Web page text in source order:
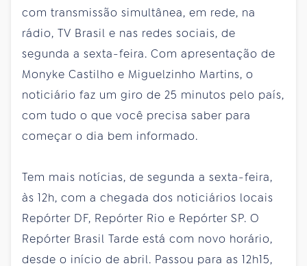
com transmissão simultânea, em rede, na
rádio, TV Brasil e nas redes sociais, de
segunda a sexta-feira. Com apresentação de
Monyke Castilho e Miguelzinho Martins, o
noticiário faz um giro de 25 minutos pelo país,
com tudo o que você precisa saber para
começar o dia bem informado.
Tem mais notícias, de segunda a sexta-feira,
às 12h, com a chegada dos noticiários locais
Repórter DF, Repórter Rio e Repórter SP. O
Repórter Brasil Tarde está com novo horário,
desde o início de abril. Passou para as 12h15,